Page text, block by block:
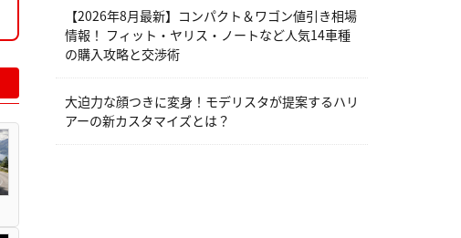
【2026年8月最新】コンパクト＆ワゴン値引き相場
情報！ フィット・ヤリス・ノートなど人気14車種
の購入攻略と交渉術
大迫力な顔つきに変身！モデリスタが提案するハリ
アーの新カスタマイズとは？